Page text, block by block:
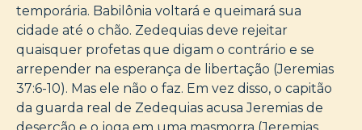
temporária. Babilônia voltará e queimará sua
cidade até o chão. Zedequias deve rejeitar
quaisquer profetas que digam o contrário e se
arrepender na esperança de libertação (Jeremias
37:6-10). Mas ele não o faz. Em vez disso, o capitão
da guarda real de Zedequias acusa Jeremias de